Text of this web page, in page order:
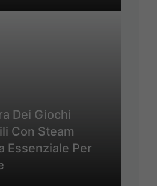
Dei Giochi
Con Steam
Essenziale Per